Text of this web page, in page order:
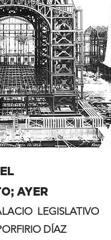
AYER
LEGISLATIVO
DÍAZ